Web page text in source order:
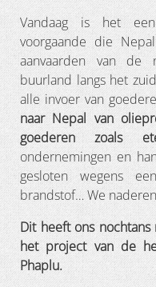
Vandaag is het
voorgaande die
aanvaarden van de
buurland langs het
alle invoer van
naar Nepal van
goederen zoals
ondernemingen en
gesloten wegens
brandstof… We
Dit heeft ons
het project van de
Phaplu.